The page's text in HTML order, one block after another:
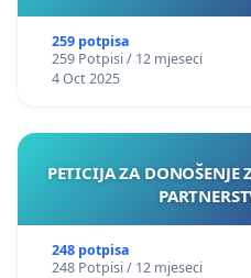
259 potpisa
259 Potpisi / 12 mjeseci
4 Oct 2025
PETICIJA ZA
248 potpisa
248 Potpisi / 12 mjeseci